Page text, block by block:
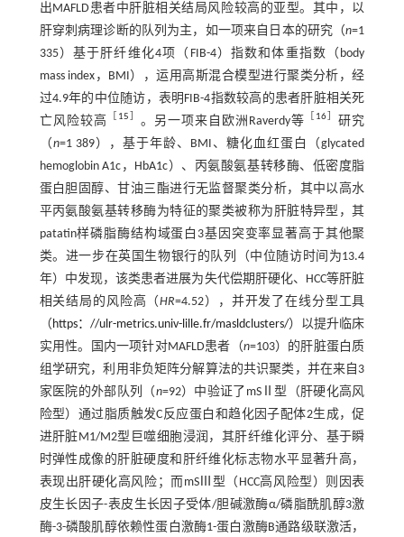
出MAFLD患者中肝脏相关结局风险较高的亚型。其中，以
肝穿刺病理诊断的队列为主，如一项来自日本的研究（n=1
335）基于肝纤维化4项（FIB-4）指数和体重指数（body
mass index，BMI），运用高斯混合模型进行聚类分析，经
过4.9年的中位随访，表明FIB-4指数较高的患者肝脏相关死
亡风险较高
［ 15］ 。另一项来自欧洲Raverdy等 ［ 16］研究
（n=1 389），基于年龄、BMI、糖化血红蛋白（glycated
hemoglobin A1c，HbA1c）、丙氨酸氨基转移酶、低密度脂
蛋白胆固醇、甘油三酯进行无监督聚类分析，其中以高水
平丙氨酸氨基转移酶为特征的聚类被称为肝脏特异型，其
patatin样磷脂酶结构域蛋白3基因突变率显著高于其他聚
类。进一步在英国生物银行的队列（中位随访时间为13.4
年）中发现，该类患者进展为失代偿期肝硬化、HCC等肝脏
相关结局的风险高（HR=4.52），并开发了在线分型工具
（ https：//ulr-metrics.univ-lille.fr/masldclusters/）以提升临床
实用性。国内一项针对MAFLD患者（n=103）的肝脏蛋白质
组学研究，利用非负矩阵分解算法的共识聚类，并在来自3
家医院的外部队列（n=92）中验证了mSⅡ型（肝硬化高风
险型）通过脂质触发C反应蛋白和趋化因子配体2生成，促
进肝脏M1/M2型巨噬细胞浸润，其肝纤维化评分、基于瞬
时弹性成像的肝脏硬度和肝纤维化标志物水平显著升高，
表现出肝硬化高风险；而mSⅢ型（HCC高风险型）则因表
皮生长因子-表皮生长因子受体/胆碱激酶α/磷脂酰肌醇3激
酶-3-磷酸肌醇依赖性蛋白激酶1-蛋白激酶B通路级联激活，